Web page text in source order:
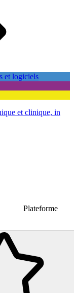
et logiciels
et clinique, in
Plateforme